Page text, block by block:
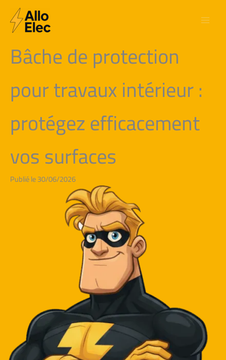
contenu
Bâche de protection
pour travaux intérieur :
protégez efficacement
vos surfaces
Publié le 30/06/2026